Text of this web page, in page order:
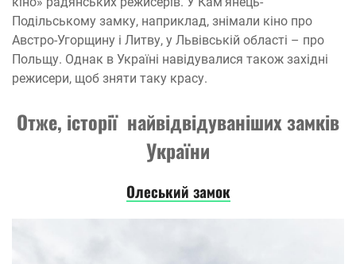
Подільському замку, наприклад, знімали кіно про
Австро-Угорщину і Литву, у Львівській області – про
Польщу. Однак в Україні навідувалися також західні
режисери, щоб зняти таку красу.
Отже, історії найвідвідуваніших замків
України
Олеський замок